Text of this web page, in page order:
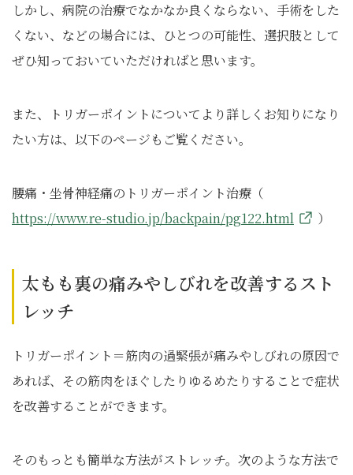
しかし、病院の治療でなかなか良くならない、手術をした
くない、などの場合には、ひとつの可能性、選択肢として
ぜひ知っておいていただければと思います。
また、トリガーポイントについてより詳しくお知りになり
たい方は、以下のページもご覧ください。
腰痛・坐骨神経痛のトリガーポイント治療（
https://www.re-studio.jp/backpain/pg122.html
）
太もも裏の痛みやしびれを改善するスト
レッチ
トリガーポイント＝筋肉の過緊張が痛みやしびれの原因で
あれば、その筋肉をほぐしたりゆるめたりすることで症状
を改善することができます。
そのもっとも簡単な方法がストレッチ。次のような方法で